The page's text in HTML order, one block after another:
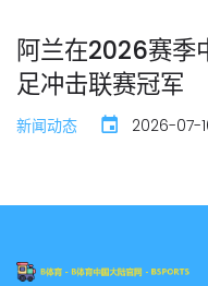
阿兰在2026赛季
足冲击联赛冠军
新闻动态 2026-07-